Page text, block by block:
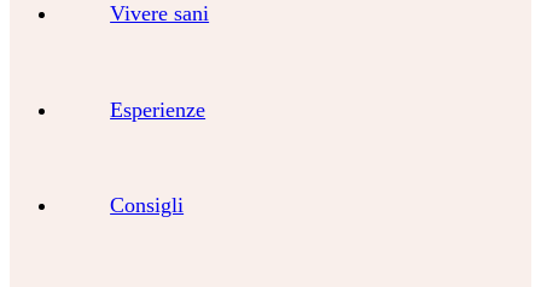
Vivere sani
Esperienze
Consigli